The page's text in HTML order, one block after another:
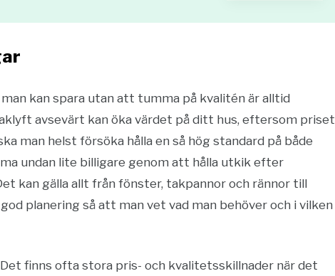
kan spara utan att tumma på kvalitén är alltid
avsevärt kan öka värdet på ditt hus, eftersom priset
man helst försöka hålla en så hög standard på både
undan lite billigare genom att hålla utkik efter
kan gälla allt från fönster, takpannor och rännor till
planering så att man vet vad man behöver och i vilken
finns ofta stora pris- och kvalitetsskillnader när det